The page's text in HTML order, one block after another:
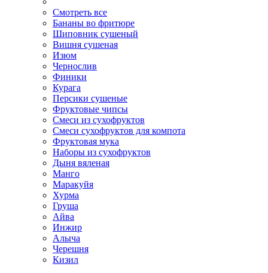
Смотреть все
Бананы во фритюре
Шиповник сушеный
Вишня сушеная
Изюм
Чернослив
Финики
Курага
Персики сушеные
Фруктовые чипсы
Смеси из сухофруктов
Смеси сухофруктов для компота
Фруктовая мука
Наборы из сухофруктов
Дыня вяленая
Манго
Маракуйя
Хурма
Груша
Айва
Инжир
Алыча
Черешня
Кизил